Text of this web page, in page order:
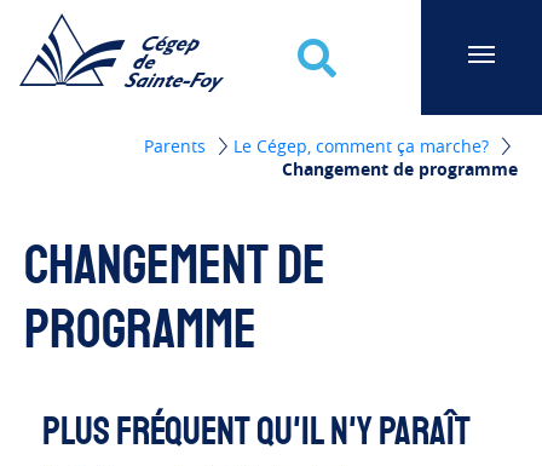
Parents
Le Cégep, comment ça marche?
Changement de programme
Changement de
programme
Plus fréquent qu'il n'y paraît